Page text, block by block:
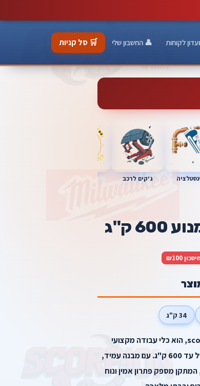
לקוחות 👤 החשבון שלי 🛒 סל קניות
ג'קים לרכב
ק"ג
חיסכון ₪100
34 ק"ג
מתקן סטנד להיפוך מנועים מבית scorpion, הוא כלי עבודה מקצועי
המתאים לטיפול במנועים כבדים במשקל של עד 600 ק"ג. עם מבנה עמיד,
מספק פתרון אמין ונוח